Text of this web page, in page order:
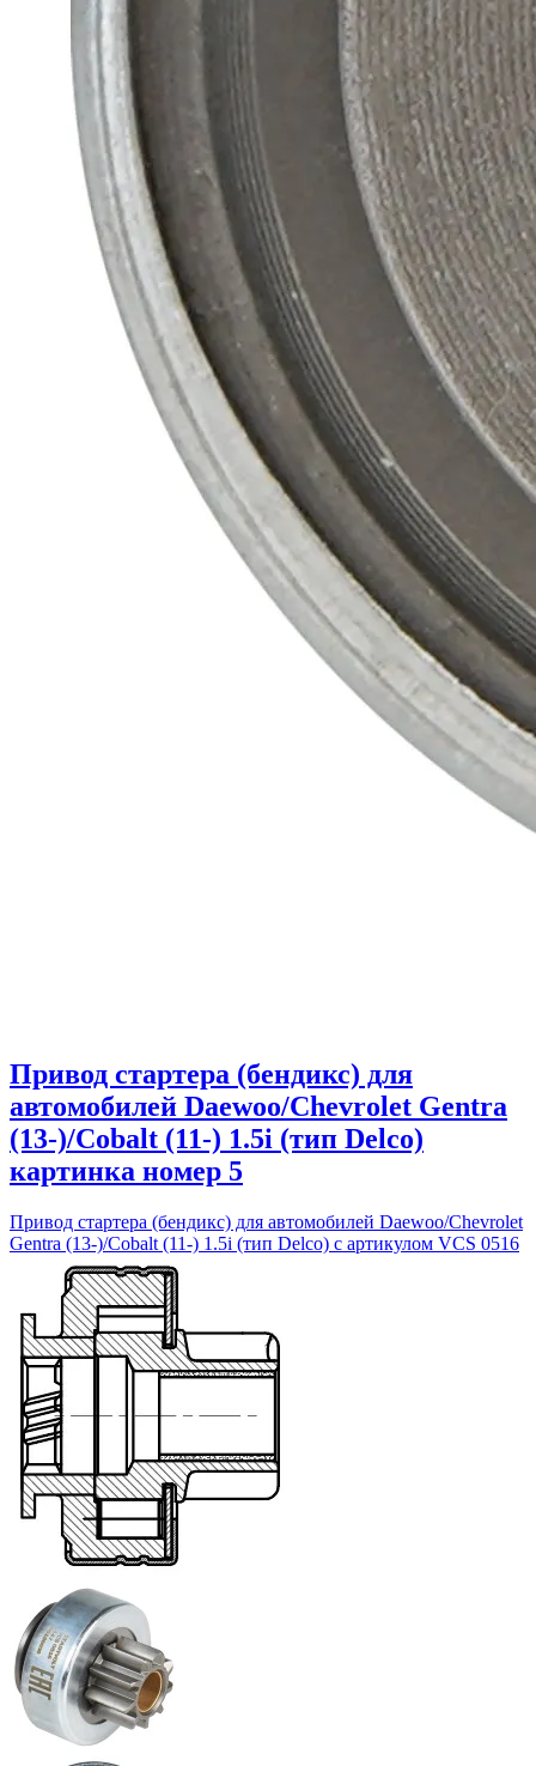
Привод стартера (бендикс) для
автомобилей Daewoo/Chevrolet Gentra
(13-)/Cobalt (11-) 1.5i (тип Delco)
картинка номер 5
Привод стартера (бендикс) для автомобилей Daewoo/Chevrolet
Gentra (13-)/Cobalt (11-) 1.5i (тип Delco) с артикулом VCS 0516